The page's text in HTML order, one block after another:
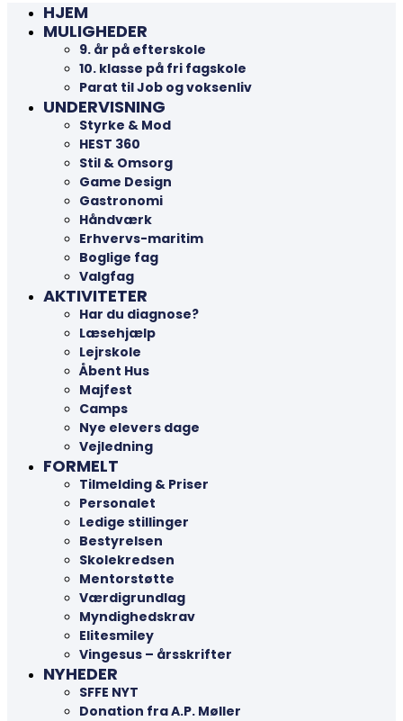
HJEM
MULIGHEDER
9. år på efterskole
10. klasse på fri fagskole
Parat til Job og voksenliv
UNDERVISNING
Styrke & Mod
HEST 360
Stil & Omsorg
Game Design
Gastronomi
Håndværk
Erhvervs-maritim
Boglige fag
Valgfag
AKTIVITETER
Har du diagnose?
Læsehjælp
Lejrskole
Åbent Hus
Majfest
Camps
Nye elevers dage
Vejledning
FORMELT
Tilmelding & Priser
Personalet
Ledige stillinger
Bestyrelsen
Skolekredsen
Mentorstøtte
Værdigrundlag
Myndighedskrav
Elitesmiley
Vingesus – årsskrifter
NYHEDER
SFFE NYT
Donation fra A.P. Møller